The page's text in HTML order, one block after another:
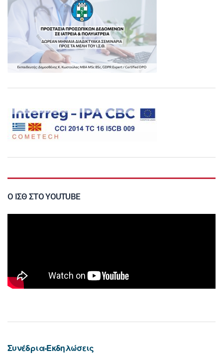
Ο ΙΣΘ ΣΤΟ YOUTUBE
Συνέδρια-Εκδηλώσεις